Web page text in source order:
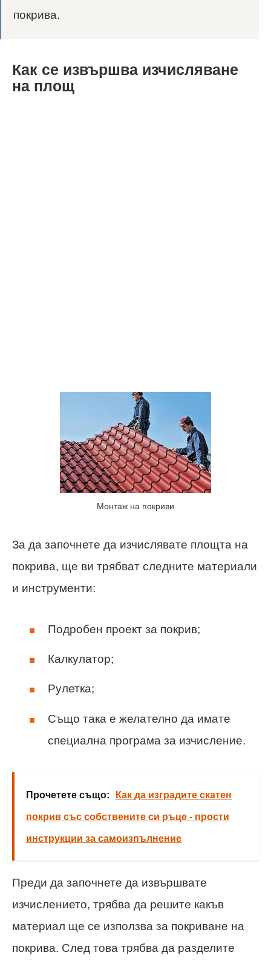
покрива.
Как се извършва изчисляване
на площ
Монтаж на покриви
За да започнете да изчислявате площта на
покрива, ще ви трябват следните материали
и инструменти:
Подробен проект за покрив;
Калкулатор;
Рулетка;
Също така е желателно да имате
специална програма за изчисление.
Прочетете също: Как да изградите скатен
покрив със собствените си ръце - прости
инструкции за самоизпълнение
Преди да започнете да извършвате
изчислението, трябва да решите какъв
материал ще се използва за покриване на
покрива. След това трябва да разделите